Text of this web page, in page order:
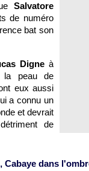
Salvatore
de numéro
bat son
Digneà
la peau de
eux aussi
a connu un
et devrait
de
Cabaye dans